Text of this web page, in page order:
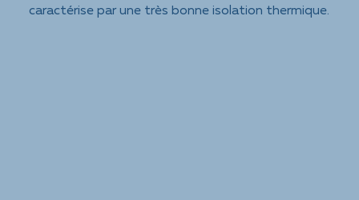
caractérise par une très bonne isolation thermique.